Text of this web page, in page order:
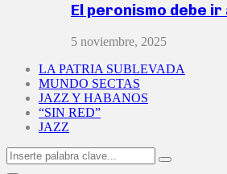
El peronismo debe
5 noviembre, 2025
LA PATRIA SUBLEVADA
MUNDO SECTAS
JAZZ Y HABANOS
“SIN RED”
JAZZ
Search
for:
Search